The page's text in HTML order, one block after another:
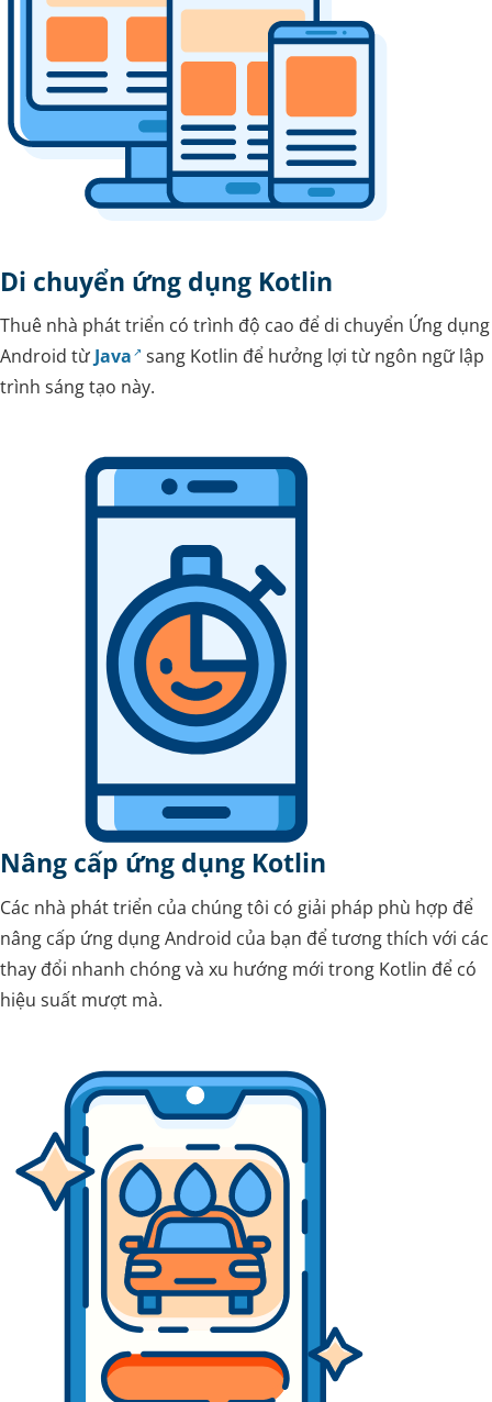
Di chuyển ứng dụng Kotlin
Thuê nhà phát triển có trình độ cao để di chuyển Ứng dụng
Android từ Java
sang Kotlin để hưởng lợi từ ngôn ngữ lập
trình sáng tạo này.
Nâng cấp ứng dụng Kotlin
Các nhà phát triển của chúng tôi có giải pháp phù hợp để
nâng cấp ứng dụng Android của bạn để tương thích với các
thay đổi nhanh chóng và xu hướng mới trong Kotlin để có
hiệu suất mượt mà.